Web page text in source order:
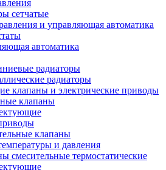
сетчатые
и управляющая автоматика
автоматика
радиаторы
радиаторы
клапаны и электрические приводы
клапаны
клапаны
и давления
смесительные термостатические